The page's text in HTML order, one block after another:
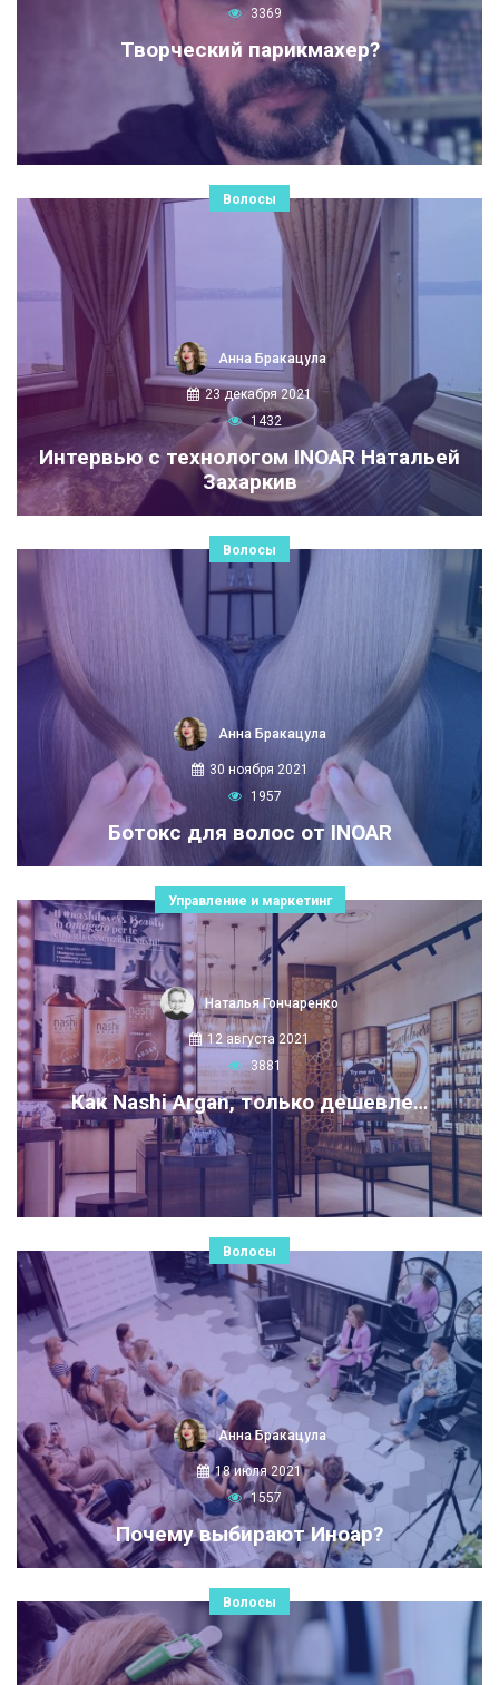
3369
Творческий парикмахер?
Волосы
Анна Бракацула
23 декабря 2021
1432
Интервью с технологом INOAR Натальей
Захаркив
Волосы
Анна Бракацула
30 ноября 2021
1957
Ботокс для волос от INOAR
Управление и маркетинг
Наталья Гончаренко
12 августа 2021
3881
Как Nashi Argan, только дешевле…
Волосы
Анна Бракацула
18 июля 2021
1557
Почему выбирают Иноар?
Волосы